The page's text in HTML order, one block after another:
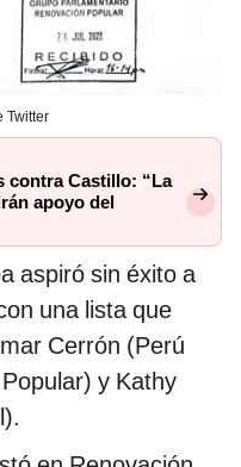
Twitter
contra Castillo: “La
apoyo del
aspiró sin éxito a
una lista que
Cerrón (Perú
y Kathy